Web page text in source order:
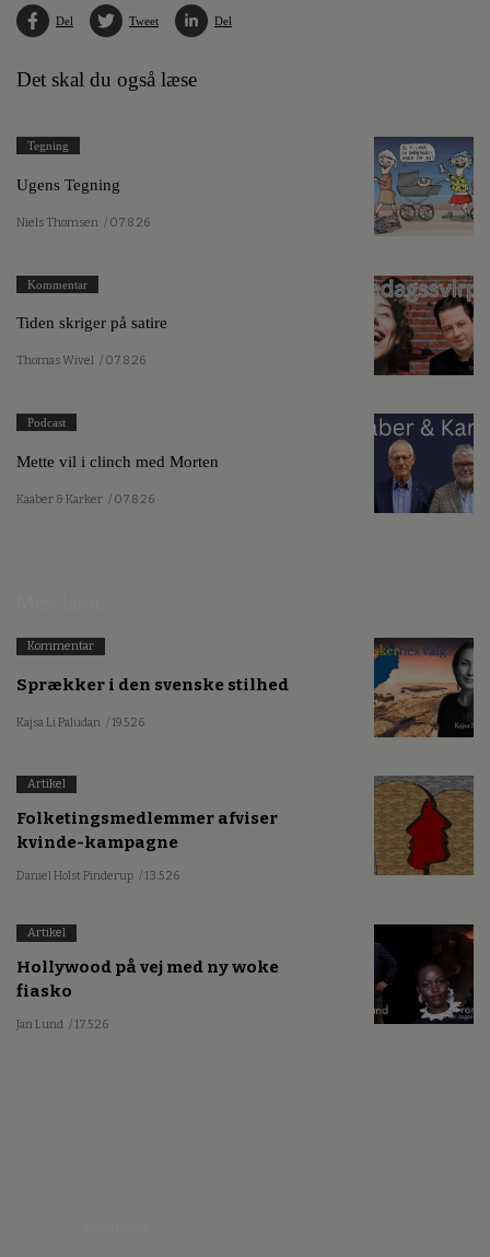
Del Tweet Del
Det skal du også læse
Tegning
Ugens Tegning
Niels Thomsen / 07.8.26
Kommentar
Tiden skriger på satire
Thomas Wivel / 07.8.26
Podcast
Mette vil i clinch med Morten
Kaaber & Karker / 07.8.26
Kommentar
Sprækker i den svenske stilhed
Kajsa Li Paludan / 19.5.26
Artikel
Folketingsmedlemmer afviser
kvinde-kampagne
Daniel Holst Pinderup / 13.5.26
Artikel
Hollywood på vej med ny woke
fiasko
Jan Lund / 17.5.26